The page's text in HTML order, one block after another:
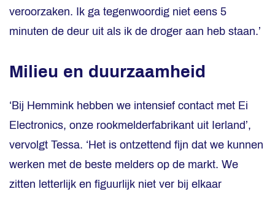
veroorzaken. Ik ga tegenwoordig niet eens 5
minuten de deur uit als ik de droger aan heb staan.’
Milieu en duurzaamheid
‘Bij Hemmink hebben we intensief contact met Ei
Electronics, onze rookmelderfabrikant uit Ierland’,
vervolgt Tessa. ‘Het is ontzettend fijn dat we kunnen
werken met de beste melders op de markt. We
zitten letterlijk en figuurlijk niet ver bij elkaar